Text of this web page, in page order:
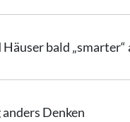
bald „smarter“
anders Denken